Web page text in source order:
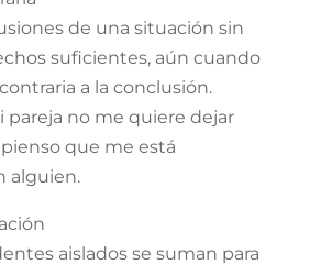
de una situación sin
suficientes, aún cuando
a la conclusión.
pareja no me quiere dejar
que me está
alguien.
aislados se suman para